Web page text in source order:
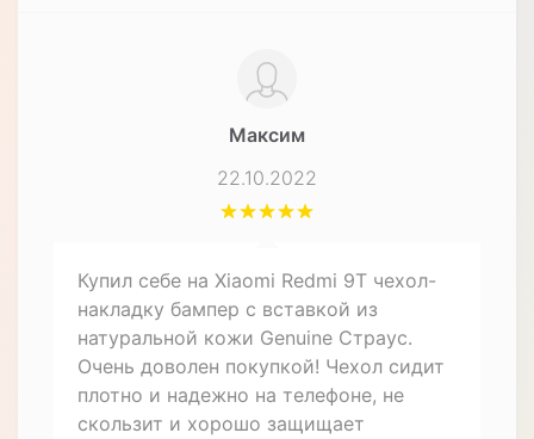
Максим
22.10.2022
Купил себе на Xiaomi Redmi 9T чехол-
накладку бампер с вставкой из
натуральной кожи Genuine Страус.
Очень доволен покупкой! Чехол сидит
плотно и надежно на телефоне, не
скользит и хорошо защищает